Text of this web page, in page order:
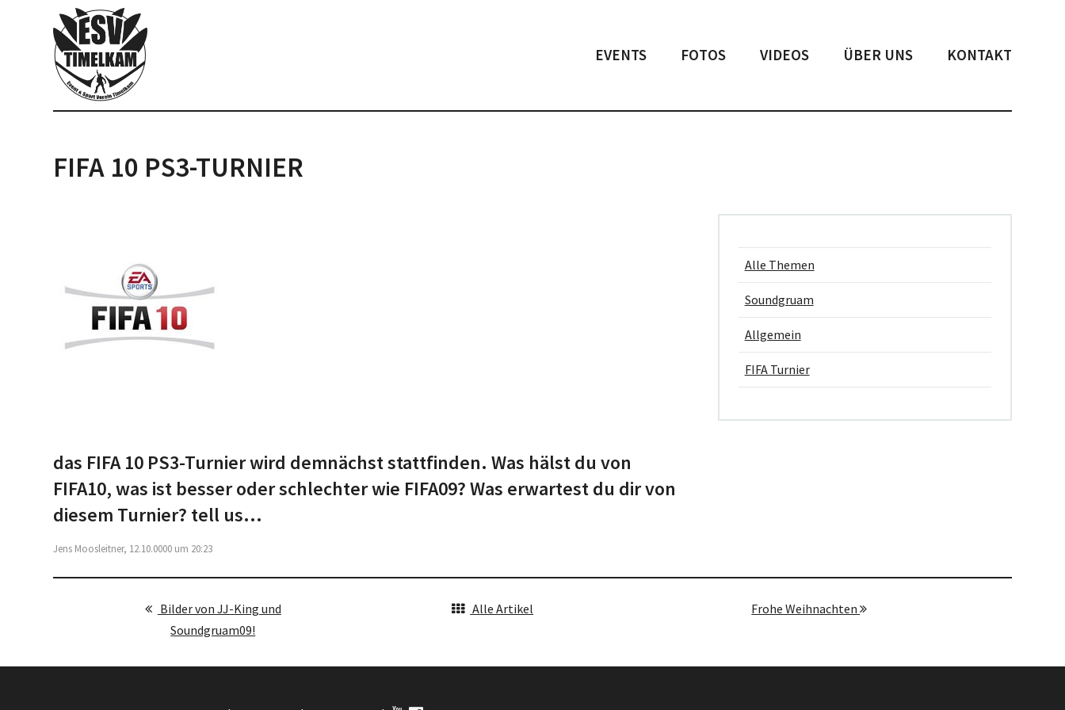
EVENTS FOTOS VIDEOS ÜBER UNS KONTAKT
FIFA 10 PS3-TURNIER
das FIFA 10 PS3-Turnier wird demnächst stattfinden. Was hälst du von
FIFA10, was ist besser oder schlechter wie FIFA09? Was erwartest du dir von
diesem Turnier? tell us...
Jens Moosleitner, 12.10.0000 um 20:23
Alle Themen
Soundgruam
Allgemein
FIFA Turnier
Bilder von JJ-King und
Soundgruam09!
Alle Artikel Frohe Weihnachten